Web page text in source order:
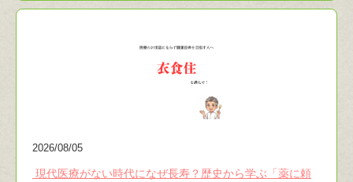
2026/08/05
​​​​​​​ 現代医療がない時代になぜ長寿？歴史から学ぶ「薬に頼